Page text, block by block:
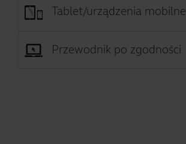
Tablet/urządzenia mobilne
Przewodnik po zgodności